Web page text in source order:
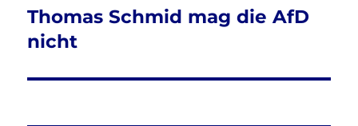
Thomas Schmid mag die AfD
nicht